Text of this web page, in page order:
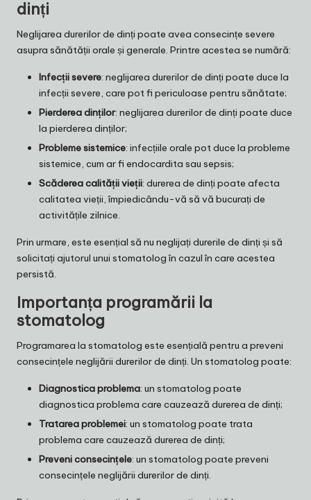
dinți
Neglijarea durerilor de dinți poate avea consecințe severe
asupra sănătății orale și generale. Printre acestea se numără:
Infecții severe: neglijarea durerilor de dinți poate duce la
infecții severe, care pot fi periculoase pentru sănătate;
Pierderea dinților: neglijarea durerilor de dinți poate duce
la pierderea dinților;
Probleme sistemice: infecțiile orale pot duce la probleme
sistemice, cum ar fi endocardita sau sepsis;
Scăderea calității vieții: durerea de dinți poate afecta
calitatea vieții, împiedicându-vă să vă bucurați de
activitățile zilnice.
Prin urmare, este esențial să nu neglijați durerile de dinți și să
solicitați ajutorul unui stomatolog în cazul în care acestea
persistă.
Importanța programării la
stomatolog
Programarea la stomatolog este esențială pentru a preveni
consecințele neglijării durerilor de dinți. Un stomatolog poate:
Diagnostica problema: un stomatolog poate
diagnostica problema care cauzează durerea de dinți;
Tratarea problemei: un stomatolog poate trata
problema care cauzează durerea de dinți;
Preveni consecințele: un stomatolog poate preveni
consecințele neglijării durerilor de dinți.